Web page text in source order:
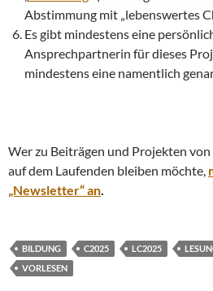
Abstimmung mit „lebenswertes
Es gibt mindestens eine
Ansprechpartnerin für dieses
mindestens eine namentlich
Wer zu Beiträgen und Projekten
auf dem Laufenden bleiben möchte,
„Newsletter“ an.
BILDUNG C2025 LC2025
VORLESEN